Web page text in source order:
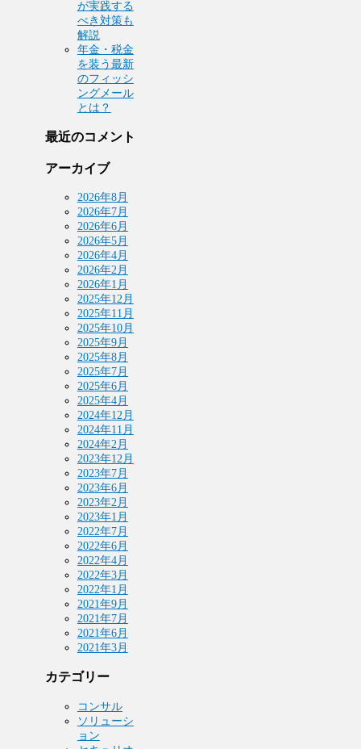
が実践する
べき対策も
解説
年金・税金
を装う最新
のフィッシ
ングメール
とは？
最近のコメント
アーカイブ
2026年8月
2026年7月
2026年6月
2026年5月
2026年4月
2026年2月
2026年1月
2025年12月
2025年11月
2025年10月
2025年9月
2025年8月
2025年7月
2025年6月
2025年4月
2024年12月
2024年11月
2024年2月
2023年12月
2023年7月
2023年6月
2023年2月
2023年1月
2022年7月
2022年6月
2022年4月
2022年3月
2022年1月
2021年9月
2021年7月
2021年6月
2021年3月
カテゴリー
コンサル
ソリューシ
ョン